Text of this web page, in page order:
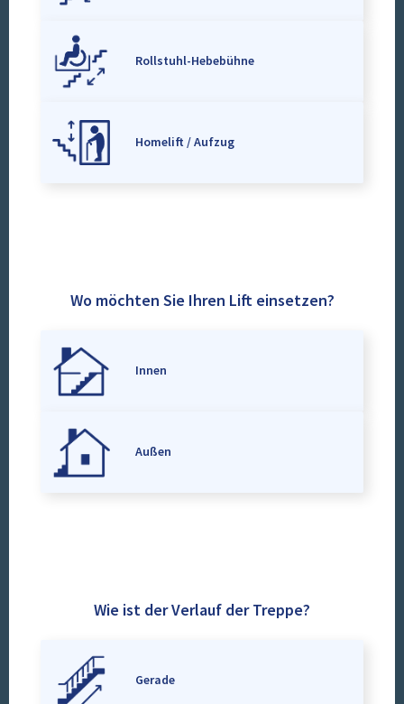
Rollstuhl-Hebebühne
Homelift / Aufzug
Wo möchten Sie Ihren Lift einsetzen?
Innen
Außen
Wie ist der Verlauf der Treppe?
Gerade